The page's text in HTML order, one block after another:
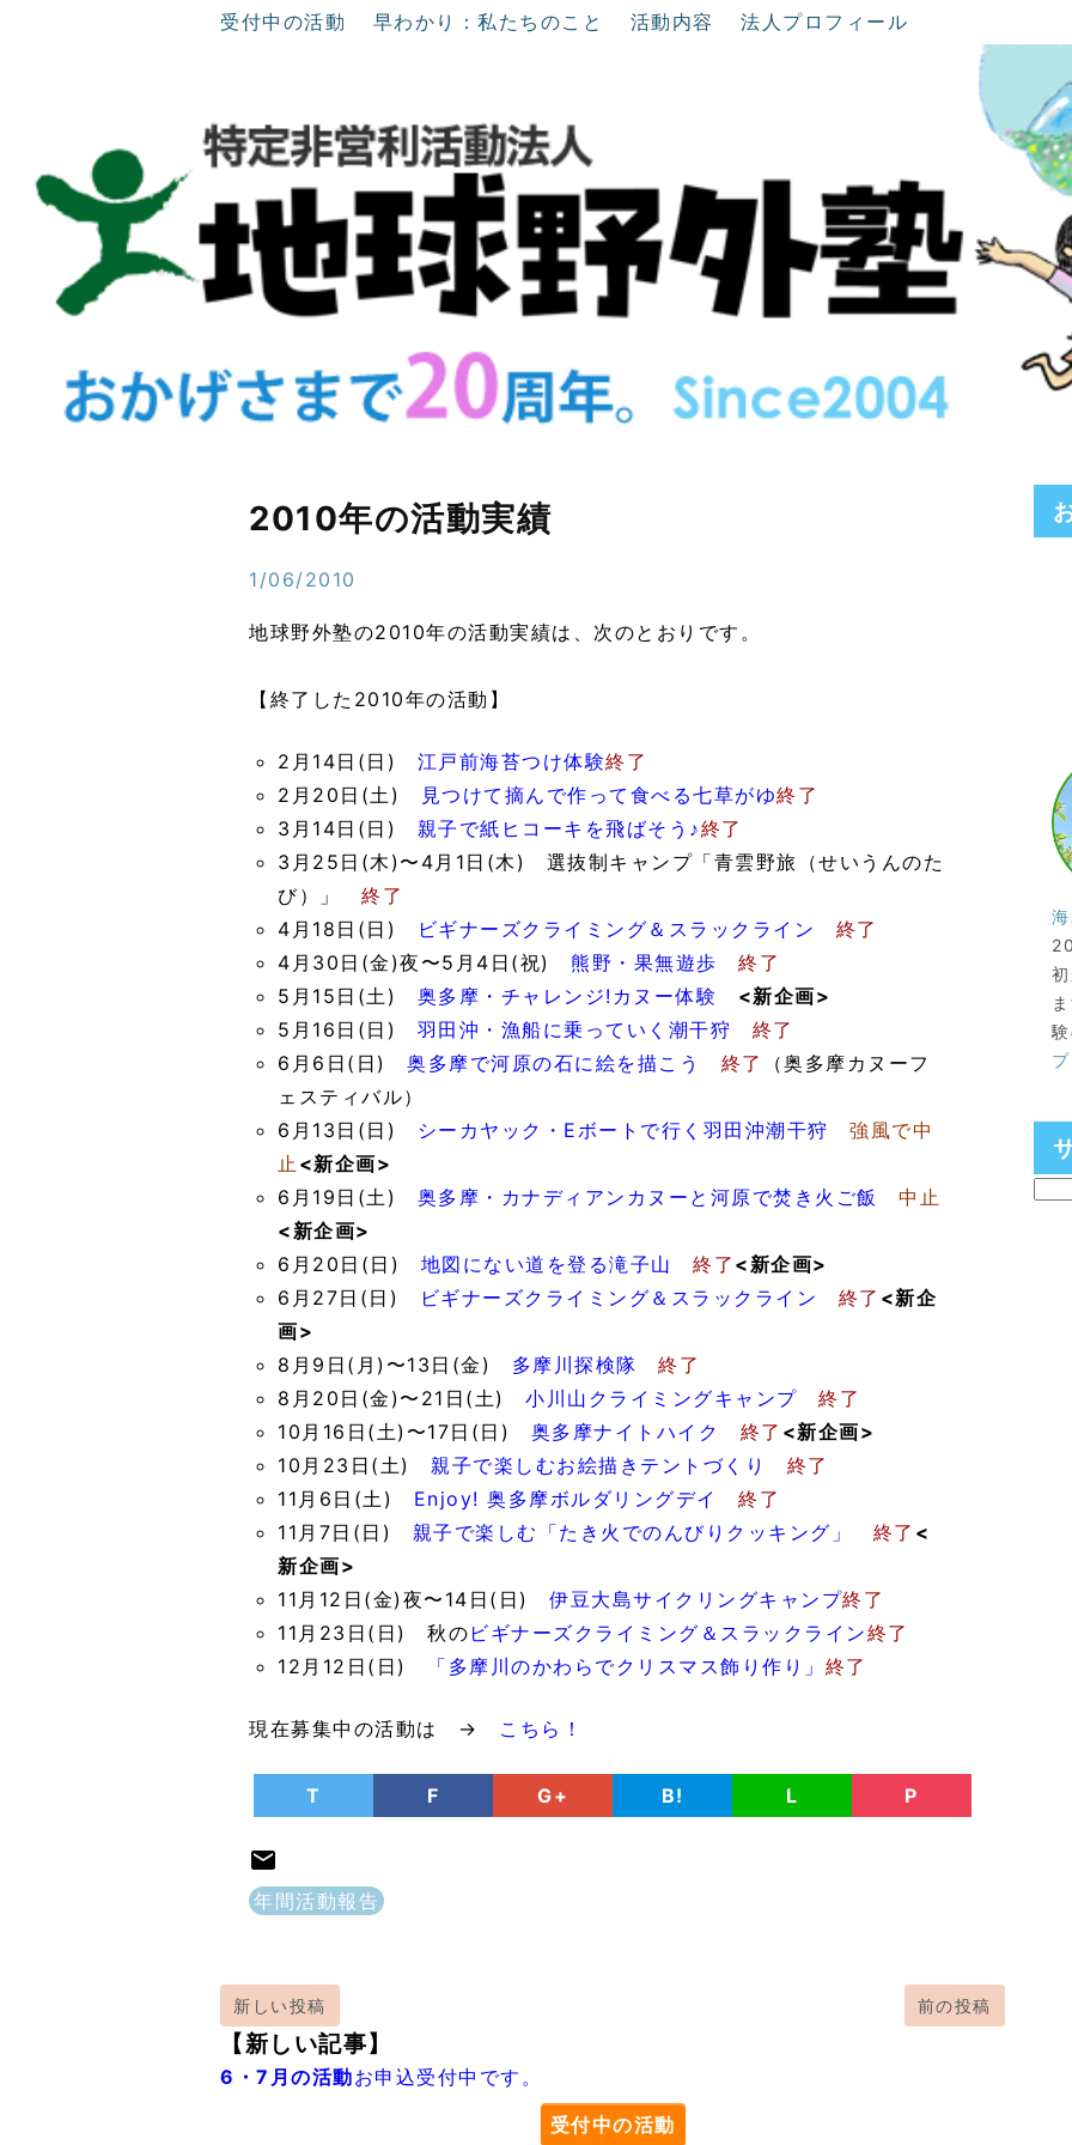
受付中の活動 早わかり：私たちのこと 活動内容 法人プロフィール
2010年の活動実績
1/06/2010
地球野外塾の2010年の活動実績は、次のとおりです。
【終了した2010年の活動】
2月14日(日) 江戸前海苔つけ体験終了
2月20日(土)
見つけて摘んで作って食べる七草がゆ終了
3月14日(日) 親子で紙ヒコーキを飛ばそう♪終了
3月25日(木)〜4月1日(木) 選抜制キャンプ「青雲野旅（せいうんのた
び）」 終了
4月18日(日)
ビギナーズクライミング＆スラックライン
終了
4月30日(金)夜〜5月4日(祝) 熊野・果無遊歩
終了
5月15日(土) 奥多摩・チャレンジ!カヌー体験
<新企画>
5月16日(日) 羽田沖・漁船に乗っていく潮干狩
終了
6月6日(日) 奥多摩で河原の石に絵を描こう 終了
（奥多摩カヌーフ
ェスティバル）
6月13日(日)
シーカヤック・Eボートで行く羽田沖潮干狩
強風で中
止 <新企画>
6月19日(土) 奥多摩・カナディアンカヌーと河原で焚き火ご飯
中止
<新企画>
6月20日(日) 地図にない道を登る滝子山 終了 <新企画>
6月27日(日)
ビギナーズクライミング＆スラックライン 終了 <新企
画>
8月9日(月)〜13日(金) 多摩川探検隊
終了
8月20日(金)〜21日(土) 小川山クライミングキャンプ
終了
10月16日(土)〜17日(日) 奥多摩ナイトハイク 終了 <新企画>
10月23日(土) 親子で楽しむお絵描きテントづくり
終了
11月6日(土) Enjoy! 奥多摩ボルダリングデイ
終了
11月7日(日) 親子で楽しむ「たき火でのんびりクッキング」 終了 <
新企画>
11月12日(金)夜〜14日(日) 伊豆大島サイクリングキャンプ終了
11月23日(日) 秋の ビギナーズクライミング＆スラックライン終了
12月12日(日)
「多摩川のかわらでクリスマス飾り作り」 終了
現在募集中の活動は → こちら！
T F G+ B! L P
年間活動報告
新しい投稿 前の投稿
【新しい記事】
6・7月の活動お申込受付中です。
受付中の活動